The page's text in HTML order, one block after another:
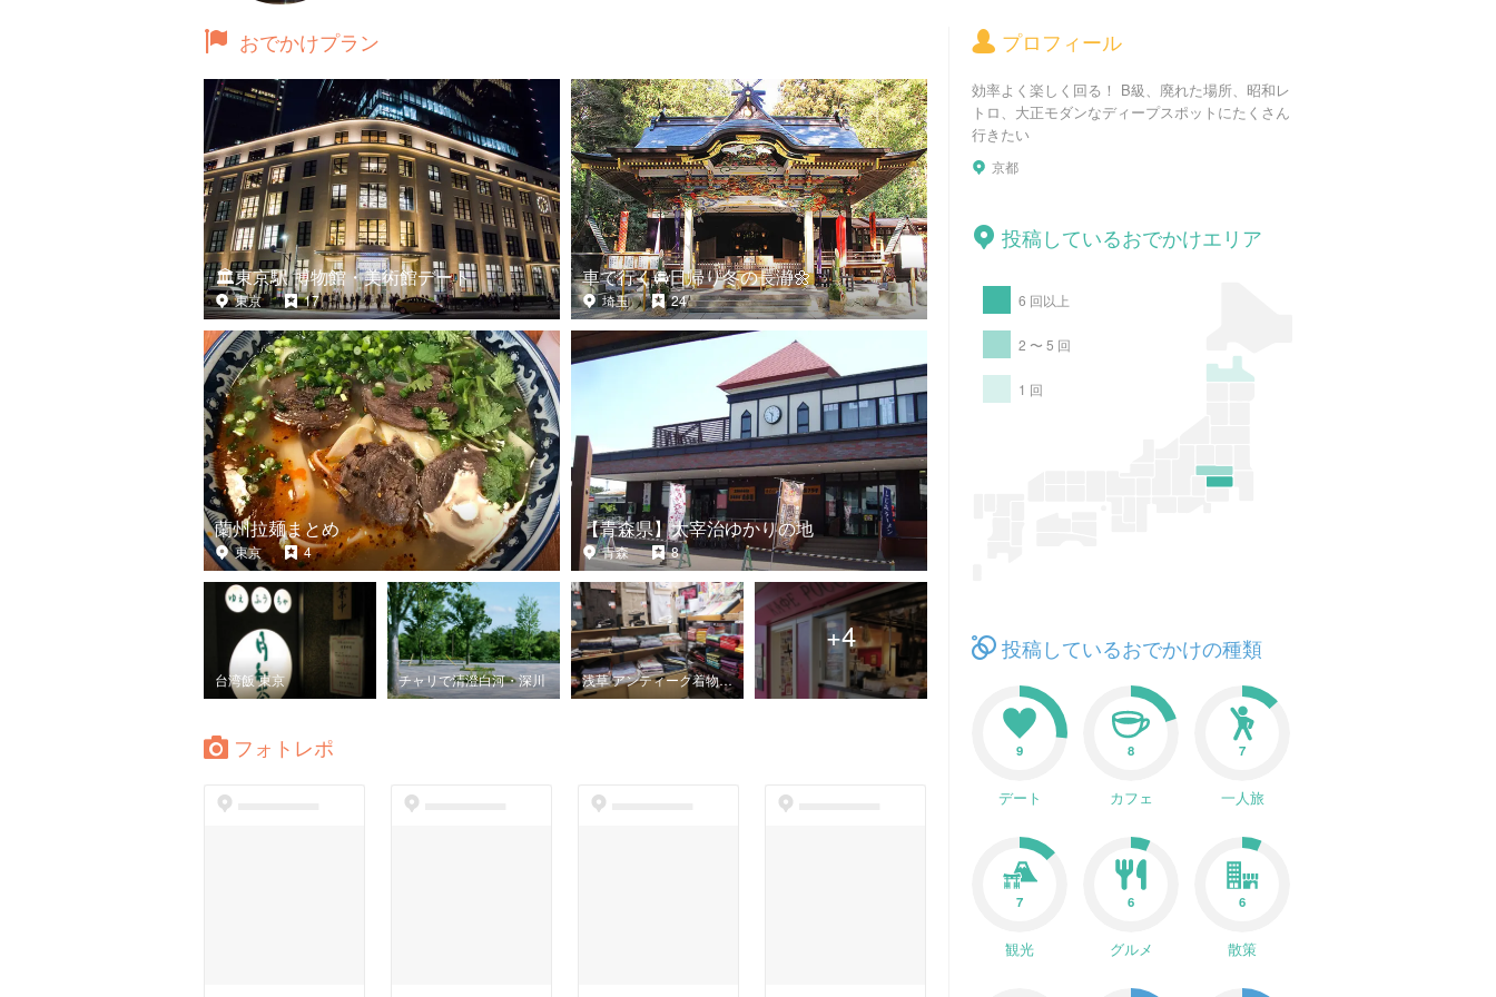
プロフィール
効率よく楽しく回る！ B級、廃れた場所、昭和レ
トロ、大正モダンなディープスポットにたくさん
行きたい
京都
投稿しているおでかけエリア
6 回以上
2 〜 5 回
1 回
投稿しているおでかけの種類
9
デート
8
カフェ
7
一人旅
7
観光
6
グルメ
6
散策
おでかけプラン
🏛東京駅 博物館・美術館デート
東京 17
車で行く🚘日帰り冬の長瀞🌼
埼玉 24
蘭州拉麺まとめ
東京 4
【青森県】太宰治ゆかりの地
青森 8
台湾飯 東京 チャリで清澄白河・深川 浅草 アンティーク着物と喫茶店
+4
フォトレポ